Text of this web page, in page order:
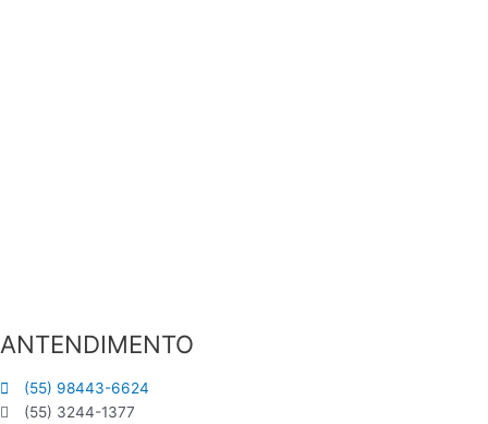
ANTENDIMENTO
(55) 98443-6624
(55) 3244-1377